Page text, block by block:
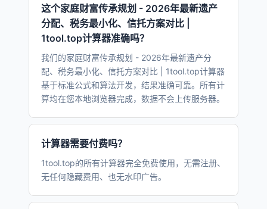
这个家庭财富传承规划 - 2026年最新遗产
分配、税务最小化、信托方案对比 |
1tool.top计算器准确吗？
我们的家庭财富传承规划 - 2026年最新遗产分
配、税务最小化、信托方案对比 | 1tool.top计算器
基于标准公式和算法开发，结果准确可靠。所有计
算均在您本地浏览器完成，数据不会上传服务器。
计算器需要付费吗？
1tool.top的所有计算器完全免费使用，无需注册、
无任何隐藏费用、也无水印广告。